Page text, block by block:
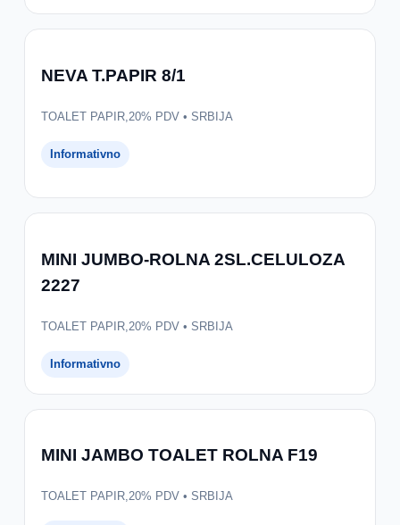
NEVA T.PAPIR 8/1
TOALET PAPIR,20% PDV • SRBIJA
Informativno
MINI JUMBO-ROLNA 2SL.CELULOZA
2227
TOALET PAPIR,20% PDV • SRBIJA
Informativno
MINI JAMBO TOALET ROLNA F19
TOALET PAPIR,20% PDV • SRBIJA